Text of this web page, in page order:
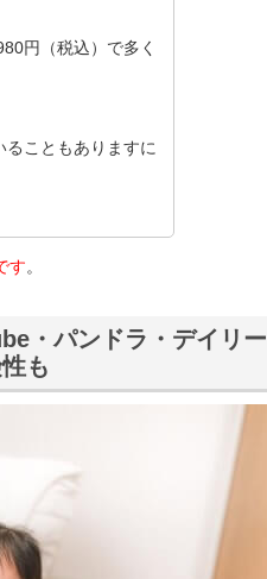
円（税込）で多く
こともありますに
す。
・パンドラ・デイリー
も